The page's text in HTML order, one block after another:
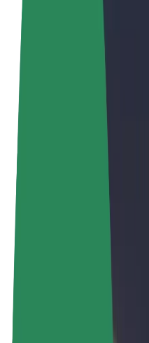
Registrarse como
Añadí tu flota a Bolt y
Productos y servicios de